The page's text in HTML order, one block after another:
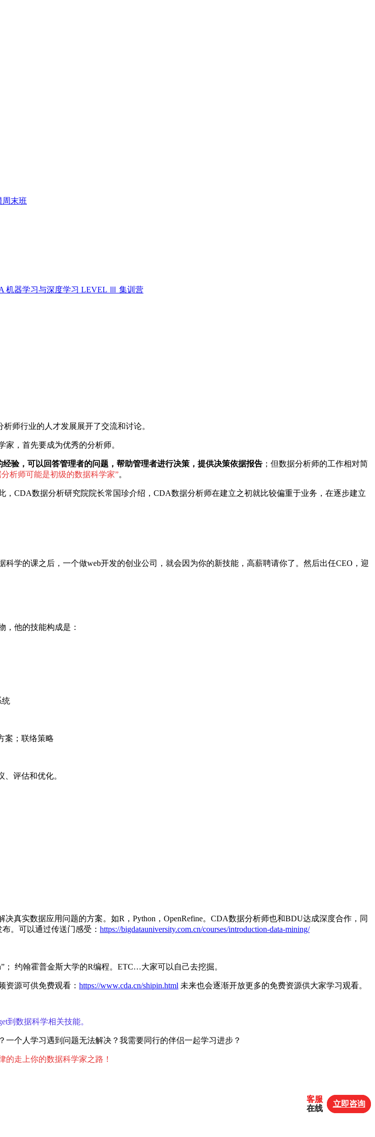
周末班
机器学习与深度学习 LEVEL Ⅲ 集训营
师行业的人才发展展开了交流和讨论。
，首先要成为优秀的分析师。
验，可以回答管理者的问题，帮助管理者进行决策，提供决策依据报告 ；但数据分析师的工作相对简
分析师可能是初级的数据科学家”。
， CDA数据分析研究院院长常国珍介绍， CDA数据分析师在建立之初就比较偏重于业务，在逐步建立
科学的课之后，一个做web开发的创业公司，就会因为你的新技能，高薪聘请你了。然后出任CEO ，迎
，他的技能构成是：
统
案；联络策略
评估和优化。
决真实数据应用问题的方案。如R ， Python ， OpenRefine。 CDA数据分析师也和BDU达成深度合作，同
。可以通过传送门感受： https://bigdatauniversity.com.cn/courses/introduction-data-mining/
； 约翰霍普金斯大学的R编程。 ETC…大家可以自己去挖掘。
资源可供免费观看： https://www.cda.cn/shipin.html 未来也会逐渐开放更多的免费资源供大家学习观看。
到数据科学相关技能。
个人学习遇到问题无法解决？我需要同行的伴侣一起学习进步？
走上你的数据科学家之路！
客服
在线
立即咨询
客服
在线
立即咨询